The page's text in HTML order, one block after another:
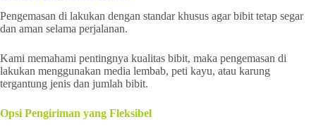
Pengemasan di lakukan dengan standar khusus agar bibit tetap segar
dan aman selama perjalanan.
Kami memahami pentingnya kualitas bibit, maka pengemasan di
lakukan menggunakan media lembab, peti kayu, atau karung
tergantung jenis dan jumlah bibit.
Opsi Pengiriman yang Fleksibel